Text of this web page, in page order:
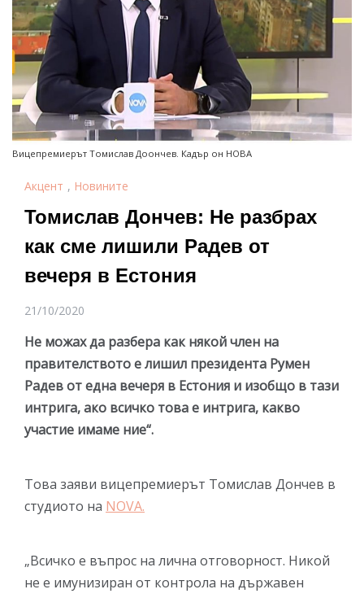
Вицепремиерът Томислав Доончев. Кадър он НОВА
Акцент , Новините
Томислав Дончев: Не разбрах
как сме лишили Радев от
вечеря в Естония
21/10/2020
Не можах да разбера как някой член на
правителството е лишил президента Румен
Радев от една вечеря в Естония и изобщо в тази
интрига, ако всичко това е интрига, какво
участие имаме ние“.
Това заяви вицепремиерът Томислав Дончев в
студиото на NOVA.
„Всичко е въпрос на лична отговорност. Никой
не е имунизиран от контрола на държавен